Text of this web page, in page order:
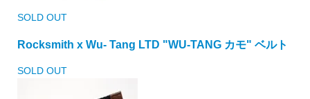
SOLD OUT
Rocksmith x Wu- Tang LTD "WU-TANG カモ" ベルト
SOLD OUT